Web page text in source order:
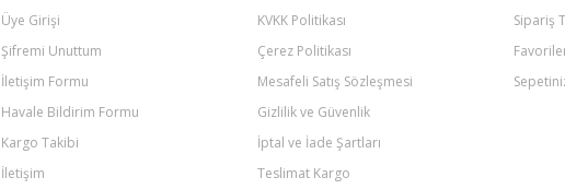
Üye Girişi
Şifremi Unuttum
İletişim Formu
Havale Bildirim Formu
Kargo Takibi
İletişim
KVKK Politikası
Çerez Politikası
Mesafeli Satış Sözleşmesi
Gizlilik ve Güvenlik
İptal ve İade Şartları
Teslimat Kargo
Sipariş